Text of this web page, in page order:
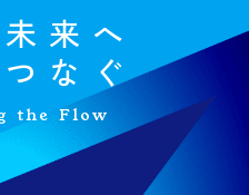
来へ
なぐ
the Flow